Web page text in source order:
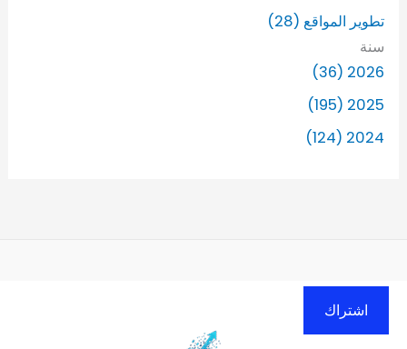
تطوير المواقع (28)
سنة
2026 (36)
2025 (195)
2024 (124)
اشتراك